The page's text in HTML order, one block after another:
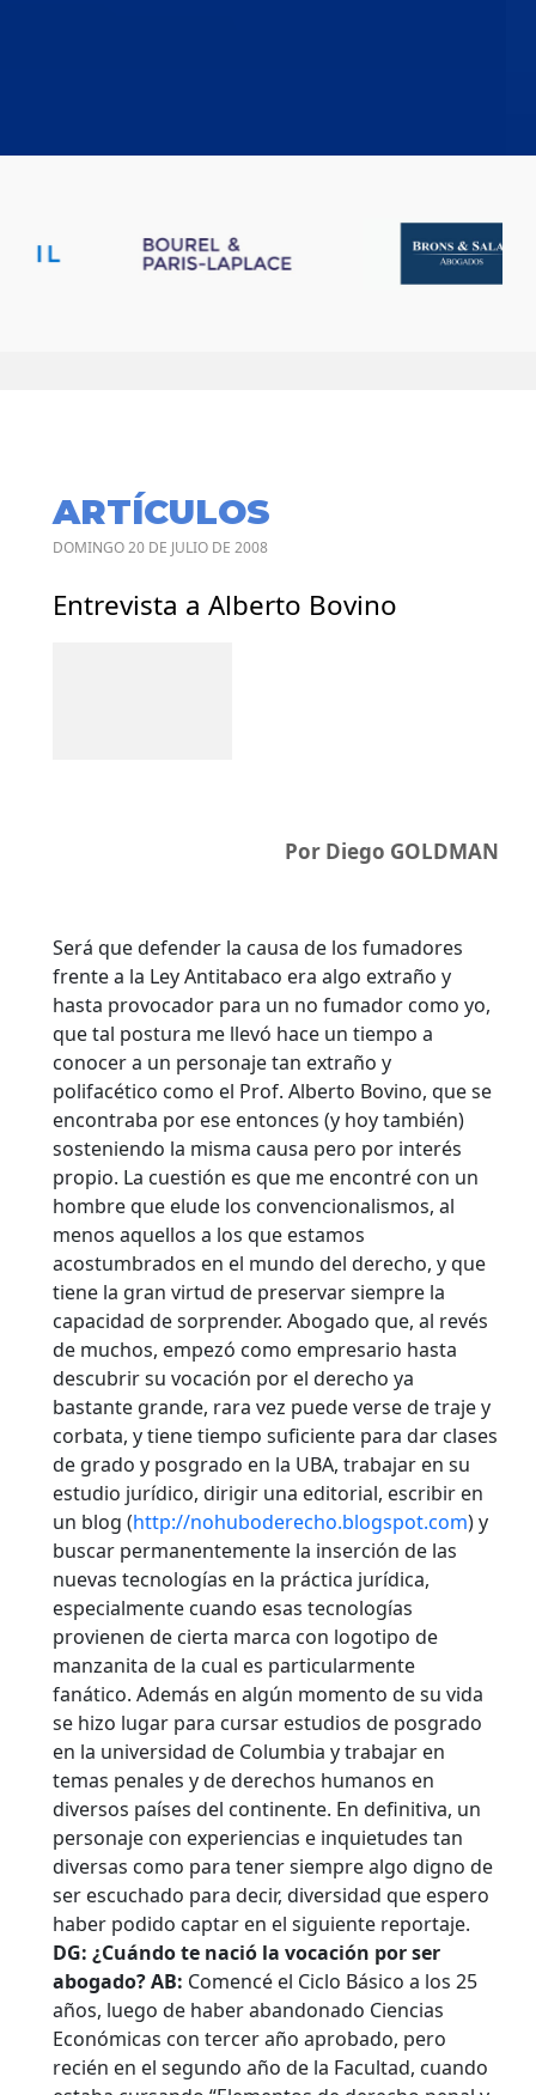
ARTÍCULOS
DOMINGO 20 DE JULIO DE 2008
Entrevista a Alberto Bovino
Por Diego GOLDMAN
Será que defender la causa de los fumadores
frente a la Ley Antitabaco era algo extraño y
hasta provocador para un no fumador como yo,
que tal postura me llevó hace un tiempo a
conocer a un personaje tan extraño y
polifacético como el Prof. Alberto Bovino, que se
encontraba por ese entonces (y hoy también)
sosteniendo la misma causa pero por interés
propio. La cuestión es que me encontré con un
hombre que elude los convencionalismos, al
menos aquellos a los que estamos
acostumbrados en el mundo del derecho, y que
tiene la gran virtud de preservar siempre la
capacidad de sorprender. Abogado que, al revés
de muchos, empezó como empresario hasta
descubrir su vocación por el derecho ya
bastante grande, rara vez puede verse de traje y
corbata, y tiene tiempo suficiente para dar clases
de grado y posgrado en la UBA, trabajar en su
estudio jurídico, dirigir una editorial, escribir en
un blog (http://nohuboderecho.blogspot.com) y
buscar permanentemente la inserción de las
nuevas tecnologías en la práctica jurídica,
especialmente cuando esas tecnologías
provienen de cierta marca con logotipo de
manzanita de la cual es particularmente
fanático. Además en algún momento de su vida
se hizo lugar para cursar estudios de posgrado
en la universidad de Columbia y trabajar en
temas penales y de derechos humanos en
diversos países del continente. En definitiva, un
personaje con experiencias e inquietudes tan
diversas como para tener siempre algo digno de
ser escuchado para decir, diversidad que espero
haber podido captar en el siguiente reportaje.
DG: ¿Cuándo te nació la vocación por ser
abogado?AB: Comencé el Ciclo Básico a los 25
años, luego de haber abandonado Ciencias
Económicas con tercer año aprobado, pero
recién en el segundo año de la Facultad, cuando